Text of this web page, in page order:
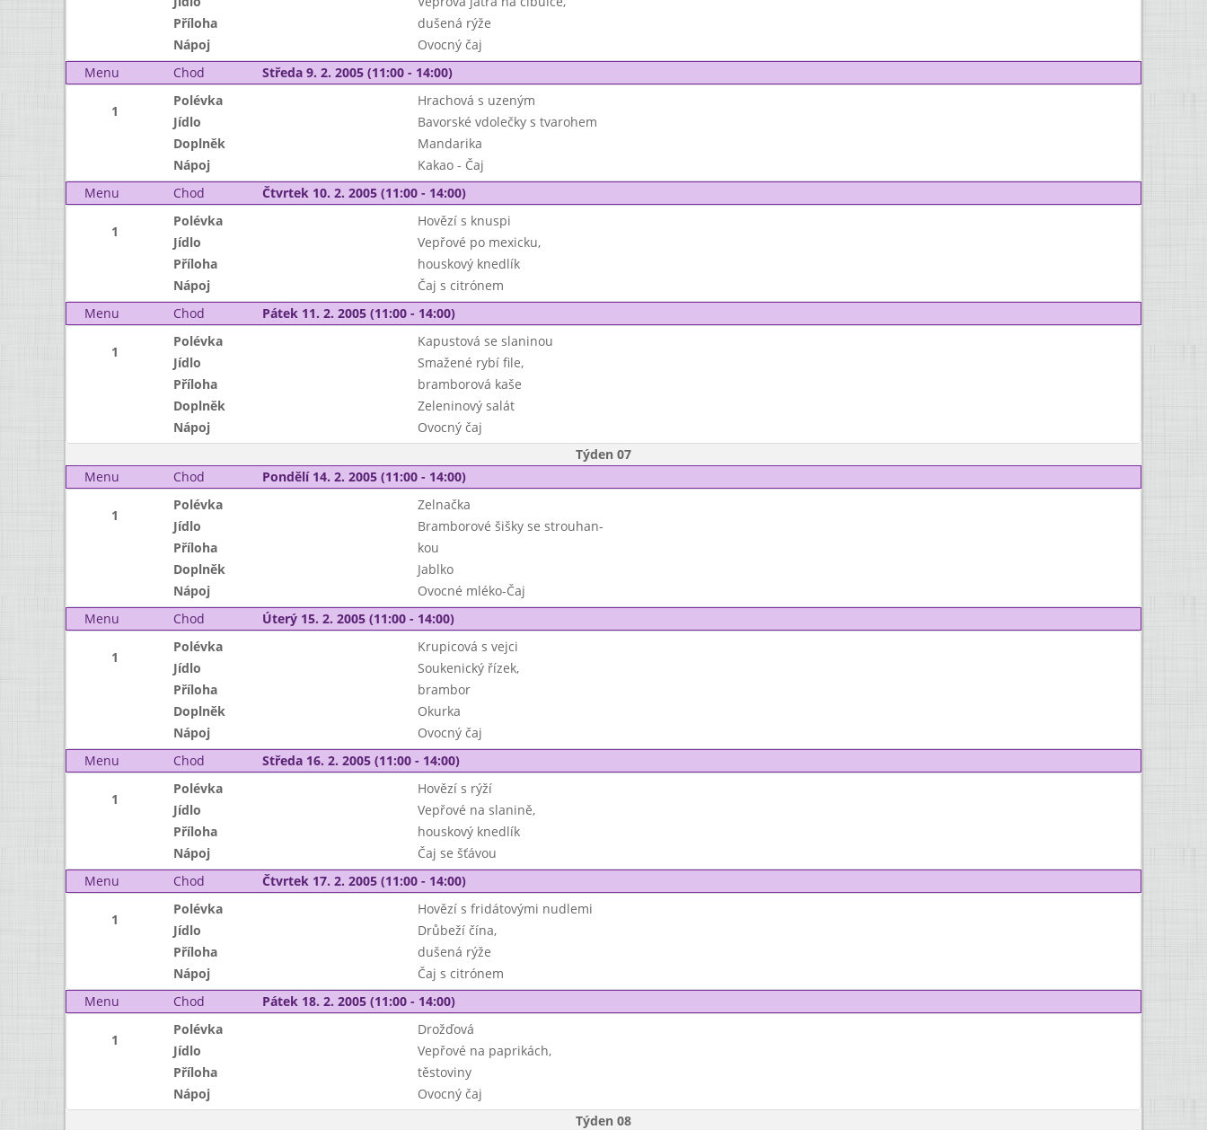
Příloha
dušená rýže
Nápoj
Ovocný čaj
Menu
Chod Středa 9. 2. 2005 (11:00 - 14:00)
1
Polévka
Hrachová s uzeným
Jídlo
Bavorské vdolečky s tvarohem
Doplněk
Mandarika
Nápoj
Kakao - Čaj
Menu
Chod Čtvrtek 10. 2. 2005 (11:00 - 14:00)
1
Polévka
Hovězí s knuspi
Jídlo
Vepřové po mexicku,
Příloha
houskový knedlík
Nápoj
Čaj s citrónem
Menu
Chod Pátek 11. 2. 2005 (11:00 - 14:00)
1
Polévka
Kapustová se slaninou
Jídlo
Smažené rybí file,
Příloha
bramborová kaše
Doplněk
Zeleninový salát
Nápoj
Ovocný čaj
Týden 07
Menu
Chod Pondělí 14. 2. 2005 (11:00 - 14:00)
1
Polévka
Zelnačka
Jídlo
Bramborové šišky se strouhan-
Příloha
kou
Doplněk
Jablko
Nápoj
Ovocné mléko-Čaj
Menu
Chod Úterý 15. 2. 2005 (11:00 - 14:00)
1
Polévka
Krupicová s vejci
Jídlo
Soukenický řízek,
Příloha
brambor
Doplněk
Okurka
Nápoj
Ovocný čaj
Menu
Chod Středa 16. 2. 2005 (11:00 - 14:00)
1
Polévka
Hovězí s rýží
Jídlo
Vepřové na slanině,
Příloha
houskový knedlík
Nápoj
Čaj se šťávou
Menu
Chod Čtvrtek 17. 2. 2005 (11:00 - 14:00)
1
Polévka
Hovězí s fridátovými nudlemi
Jídlo
Drůbeží čína,
Příloha
dušená rýže
Nápoj
Čaj s citrónem
Menu
Chod Pátek 18. 2. 2005 (11:00 - 14:00)
1
Polévka
Drožďová
Jídlo
Vepřové na paprikách,
Příloha
těstoviny
Nápoj
Ovocný čaj
Týden 08